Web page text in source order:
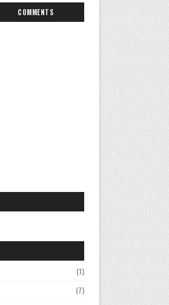
COMMENTS
(1)
(7)